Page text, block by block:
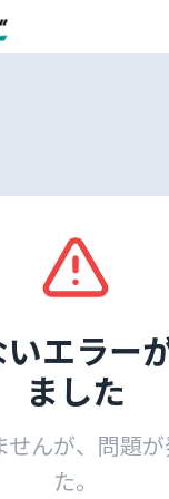
エラー
ました
せんが、問題
た。